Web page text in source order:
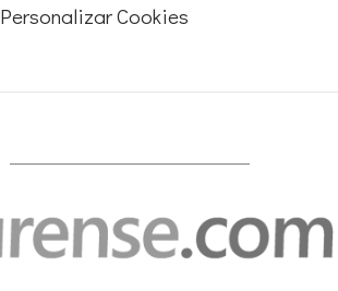
Personalizar Cookies